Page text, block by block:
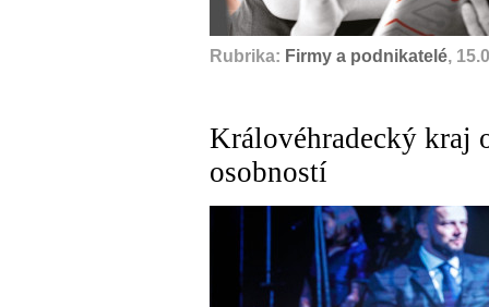
Rubrika: Firmy a podnikatelé,
Královéhradecký kraj
osobností